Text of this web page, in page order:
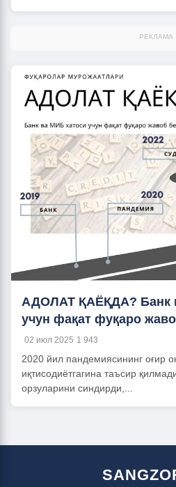
РЕКЛАМА
АДОЛАТ ҚАЁҚДА? Банк
учун фақат фуқаро
02 июл 2025 1 943
2020 йил пандемиясининг оғир
иқтисодиётгагина таъсир
орзуларини синдирди,...